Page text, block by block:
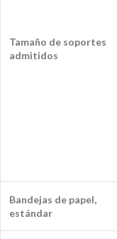
Tamaño de soportes
admitidos
Bandejas de papel,
estándar